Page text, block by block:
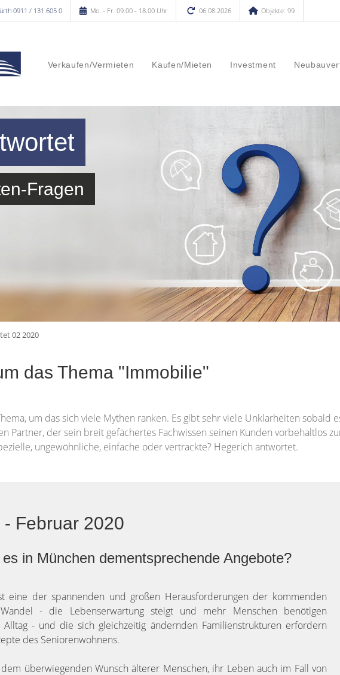
0911 / 131 605 0 Mo. - Fr. 09.00 - 18.00 Uhr 06.08.2026 Objekte: 99
Verkaufen/Vermieten Kaufen/Mieten Investment
Fragen
02 2020
das Thema "Immobilie"
um das sich viele Mythen ranken. Es gibt sehr viele Unklarheiten sobald
Partner, der sein breit gefächertes Fachwissen seinen Kunden vorbehaltlos
ungewöhnliche, einfache oder vertrackte? Hegerich antwortet.
Februar 2020
in München dementsprechende Angebote?
eine der spannenden und großen Herausforderungen der kommenden
- die Lebenserwartung steigt und mehr Menschen benötigen
- und die sich gleichzeitig ändernden Familienstrukturen erfordern
des Seniorenwohnens.
überwiegenden Wunsch älterer Menschen, ihr Leben auch im Fall von